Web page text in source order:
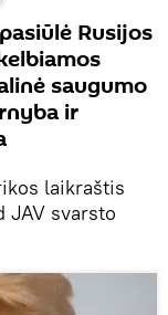
Rusijos
saugumo
ir
laikraštis
JAV svarsto